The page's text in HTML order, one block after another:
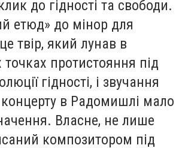
до гідності та свободи.
етюд» до мінор для
твір, який лунав в
протистояння під
гідності, і звучання
концерту в Радомишлі мало
Власне, не лише
композитором під